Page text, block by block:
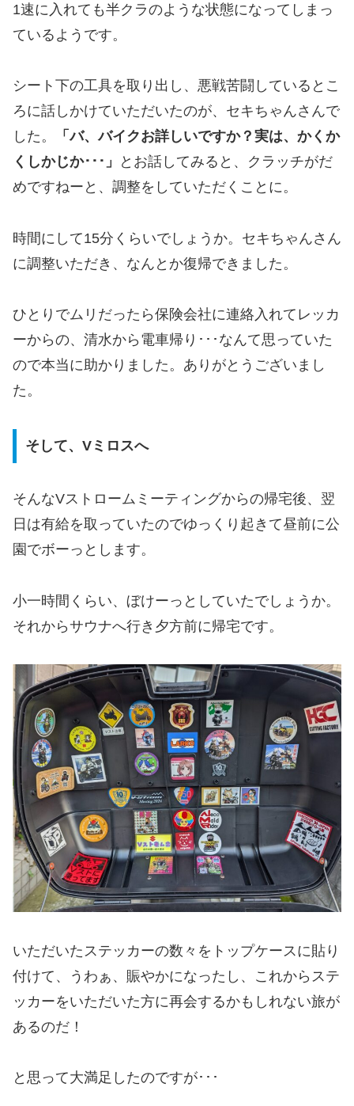
1速に入れても半クラのような状態になってしまっ
ているようです。
シート下の工具を取り出し、悪戦苦闘しているとこ
ろに話しかけていただいたのが、セキちゃんさんで
した。
「バ、バイクお詳しいですか？実は、かくか
くしかじか･･･」
とお話してみると、クラッチがだ
めですねーと、調整をしていただくことに。
時間にして15分くらいでしょうか。セキちゃんさん
に調整いただき、なんとか復帰できました。
ひとりでムリだったら保険会社に連絡入れてレッカ
ーからの、清水から電車帰り･･･なんて思っていた
ので本当に助かりました。ありがとうございまし
た。
そして、Vミロスへ
そんなVストロームミーティングからの帰宅後、翌
日は有給を取っていたのでゆっくり起きて昼前に公
園でボーっとします。
小一時間くらい、ぼけーっとしていたでしょうか。
それからサウナへ行き夕方前に帰宅です。
いただいたステッカーの数々をトップケースに貼り
付けて、うわぁ、賑やかになったし、これからステ
ッカーをいただいた方に再会するかもしれない旅が
あるのだ！
と思って大満足したのですが･･･